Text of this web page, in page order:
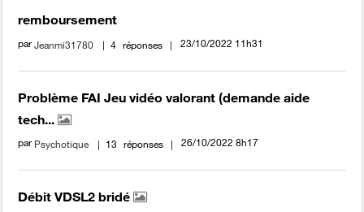
remboursement
parJeanmi31780 4 réponses ‎23/10/2022 11h31
Problème FAI Jeu vidéo valorant (demande aide
tech...
par Psychotique 13 réponses ‎26/10/2022 8h17
Débit VDSL2 bridé